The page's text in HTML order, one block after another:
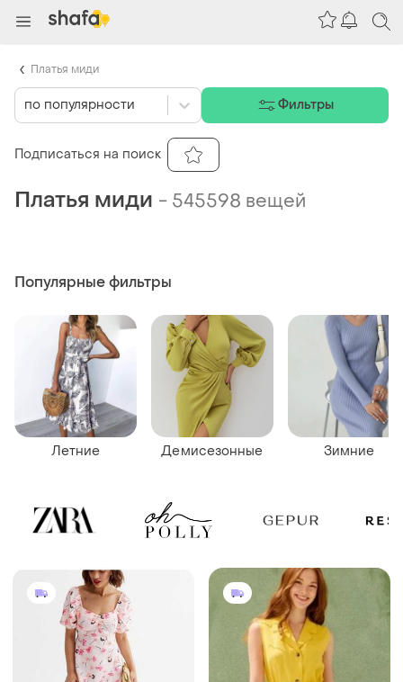
Платья миди - 545598 вещей
Популярные фильтры
Летние Демисезонные Зимние
по популярности Фильтры
Подписаться на поиск
Платья миди